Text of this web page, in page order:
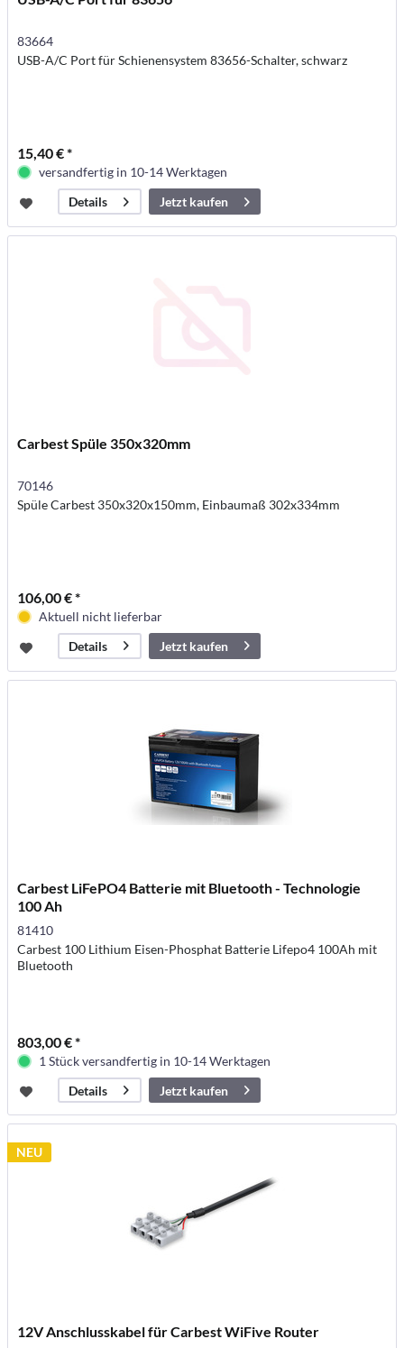
83664
USB-A/C Port für Schienensystem 83656-Schalter, schwarz
15,40 € *
versandfertig in 10-14 Werktagen
Details
Jetzt kaufen
Carbest Spüle 350x320mm
70146
Spüle Carbest 350x320x150mm, Einbaumaß 302x334mm
106,00 € *
Aktuell nicht lieferbar
Details
Jetzt kaufen
Carbest LiFePO4 Batterie mit Bluetooth - Technologie
100 Ah
81410
Carbest 100 Lithium Eisen-Phosphat Batterie Lifepo4 100Ah mit
Bluetooth
803,00 € *
1 Stück versandfertig in 10-14 Werktagen
Details
Jetzt kaufen
NEU
12V Anschlusskabel für Carbest WiFive Router